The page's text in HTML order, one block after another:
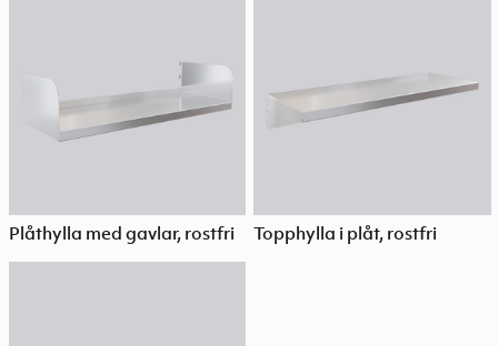
Plåthylla med gavlar, rostfri Topphylla i plåt, rostfri